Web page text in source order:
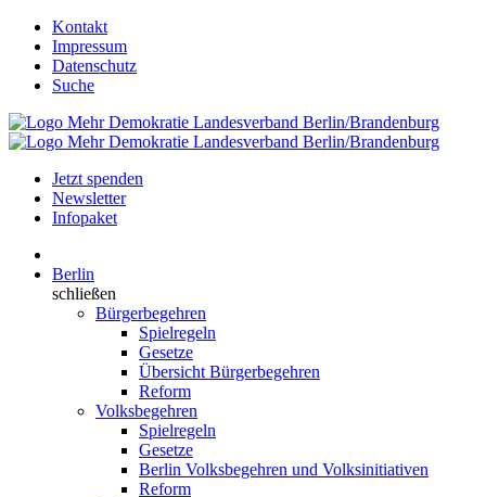
Kontakt
Impressum
Datenschutz
Suche
Jetzt spenden
Newsletter
Infopaket
Berlin
schließen
Bürgerbegehren
Spielregeln
Gesetze
Übersicht Bürgerbegehren
Reform
Volksbegehren
Spielregeln
Gesetze
Berlin Volksbegehren und Volksinitiativen
Reform